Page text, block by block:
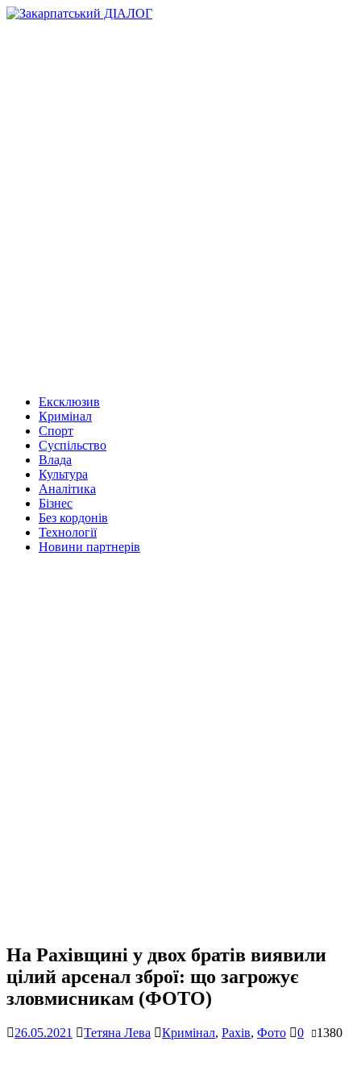
Ексклюзив
Кримінал
Спорт
Суспільство
Влада
Культура
Аналітика
Бізнес
Без кордонів
Технології
Новини партнерів
На Рахівщині у двох братів виявили
цілий арсенал зброї: що загрожує
зловмисникам (ФОТО)
26.05.2021 Тетяна Лева Кримінал, Рахів, Фото 0 1380